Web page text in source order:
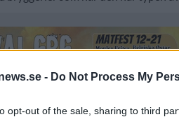
- Do Not Process My
opt-out of the sale, sharing to third